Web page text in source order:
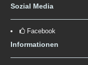
Sozial Media
Facebook
Informationen